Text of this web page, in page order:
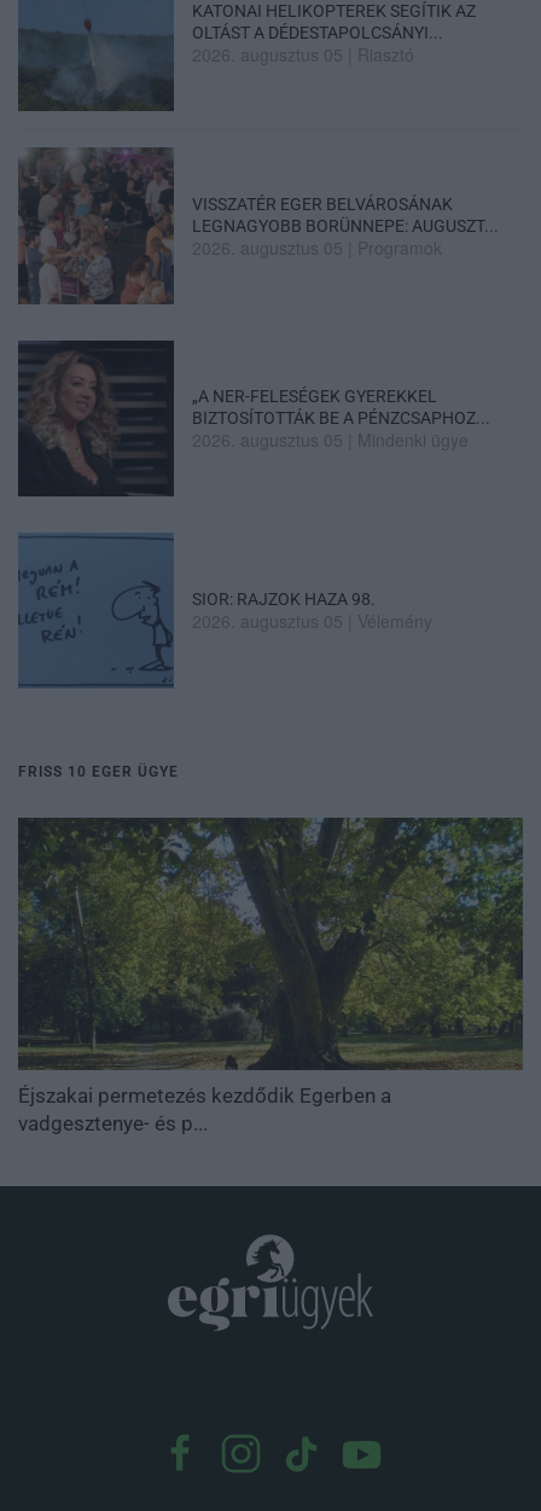
KATONAI HELIKOPTEREK SEGÍTIK AZ
OLTÁST A DÉDESTAPOLCSÁNYI...
2026. augusztus 05 Riasztó
VISSZATÉR EGER BELVÁROSÁNAK
LEGNAGYOBB BORÜNNEPE: AUGUSZT...
2026. augusztus 05 Programok
„A NER-FELESÉGEK GYEREKKEL
BIZTOSÍTOTTÁK BE A PÉNZCSAPHOZ...
2026. augusztus 05 Mindenki ügye
SIOR: RAJZOK HAZA 98.
2026. augusztus 05 Vélemény
FRISS 10 EGER ÜGYE
Éjszakai permetezés kezdődik Egerben a
vadgesztenye- és p...